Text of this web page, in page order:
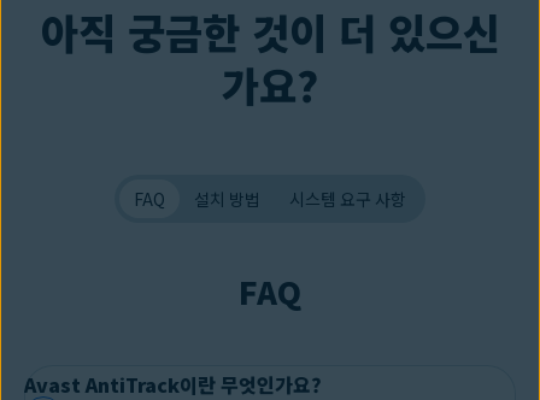
아직 궁금한 것이 더 있으신
가요?
FAQ 설치 방법 시스템 요구 사항
FAQ
Avast AntiTrack이란 무엇인가요?